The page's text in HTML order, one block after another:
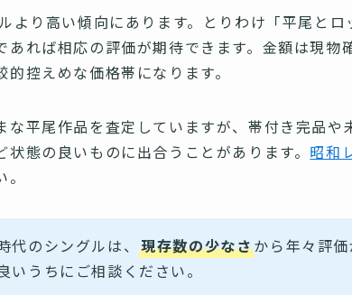
より高い傾向にあります。とりわけ「平尾と
あれば相応の評価が期待できます。金額は現物
控えめな価格帯になります。
な平尾作品を査定していますが、帯付き完品や
状態の良いものに出合うことがあります。 昭和
代のシングルは、現存数の少なさから年々評
いうちにご相談ください。